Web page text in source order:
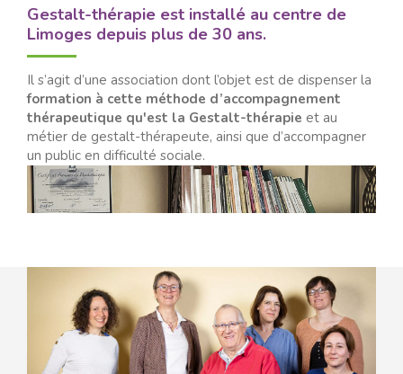
Gestalt-thérapie est installé au centre de
Limoges depuis plus de 30 ans.
Il s’agit d’une association dont l’objet est de dispenser la
formation à cette méthode d’accompagnement
thérapeutique qu'est la Gestalt-thérapie et au
métier de gestalt-thérapeute, ainsi que d’accompagner
un public en difficulté sociale.